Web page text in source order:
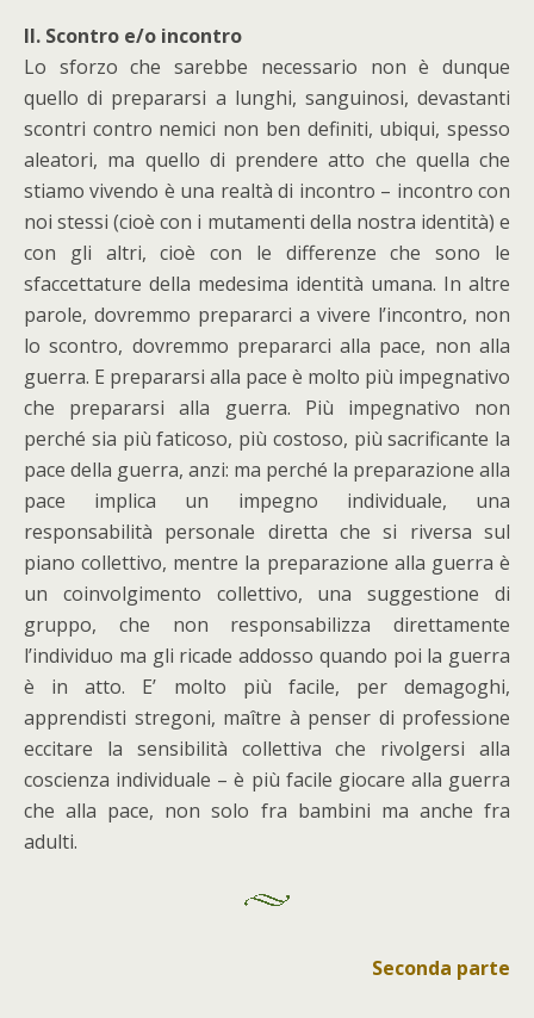
II. Scontro e/o incontro
Lo sforzo che sarebbe necessario non è dunque
quello di prepararsi a lunghi, sanguinosi, devastanti
scontri contro nemici non ben definiti, ubiqui, spesso
aleatori, ma quello di prendere atto che quella che
stiamo vivendo è una realtà di incontro – incontro con
noi stessi (cioè con i mutamenti della nostra identità) e
con gli altri, cioè con le differenze che sono le
sfaccettature della medesima identità umana. In altre
parole, dovremmo prepararci a vivere l’incontro, non
lo scontro, dovremmo prepararci alla pace, non alla
guerra. E prepararsi alla pace è molto più impegnativo
che prepararsi alla guerra. Più impegnativo non
perché sia più faticoso, più costoso, più sacrificante la
pace della guerra, anzi: ma perché la preparazione alla
pace implica un impegno individuale, una
responsabilità personale diretta che si riversa sul
piano collettivo, mentre la preparazione alla guerra è
un coinvolgimento collettivo, una suggestione di
gruppo, che non responsabilizza direttamente
l’individuo ma gli ricade addosso quando poi la guerra
è in atto. E’ molto più facile, per demagoghi,
apprendisti stregoni, maître à penser di professione
eccitare la sensibilità collettiva che rivolgersi alla
coscienza individuale – è più facile giocare alla guerra
che alla pace, non solo fra bambini ma anche fra
adulti.
Seconda parte